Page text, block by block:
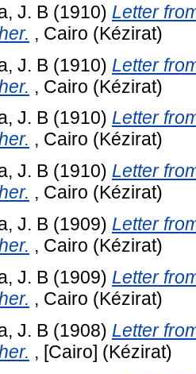
J. B (1910) Letter
, Cairo (Kézirat)
J. B (1910) Letter
, Cairo (Kézirat)
J. B (1910) Letter
, Cairo (Kézirat)
J. B (1910) Letter
, Cairo (Kézirat)
J. B (1909) Letter
, Cairo (Kézirat)
J. B (1909) Letter
, Cairo (Kézirat)
J. B (1908) Letter
, [Cairo] (Kézirat)